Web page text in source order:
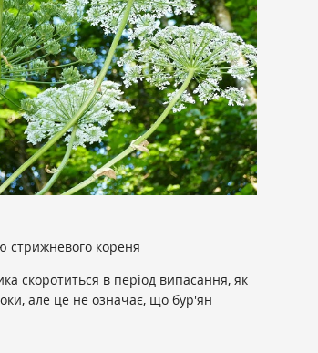
стрижневого кореня
скоротиться в період випасання, як
але це не означає, що бур'ян